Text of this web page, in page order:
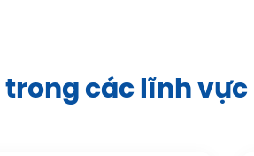
trong các lĩnh vực